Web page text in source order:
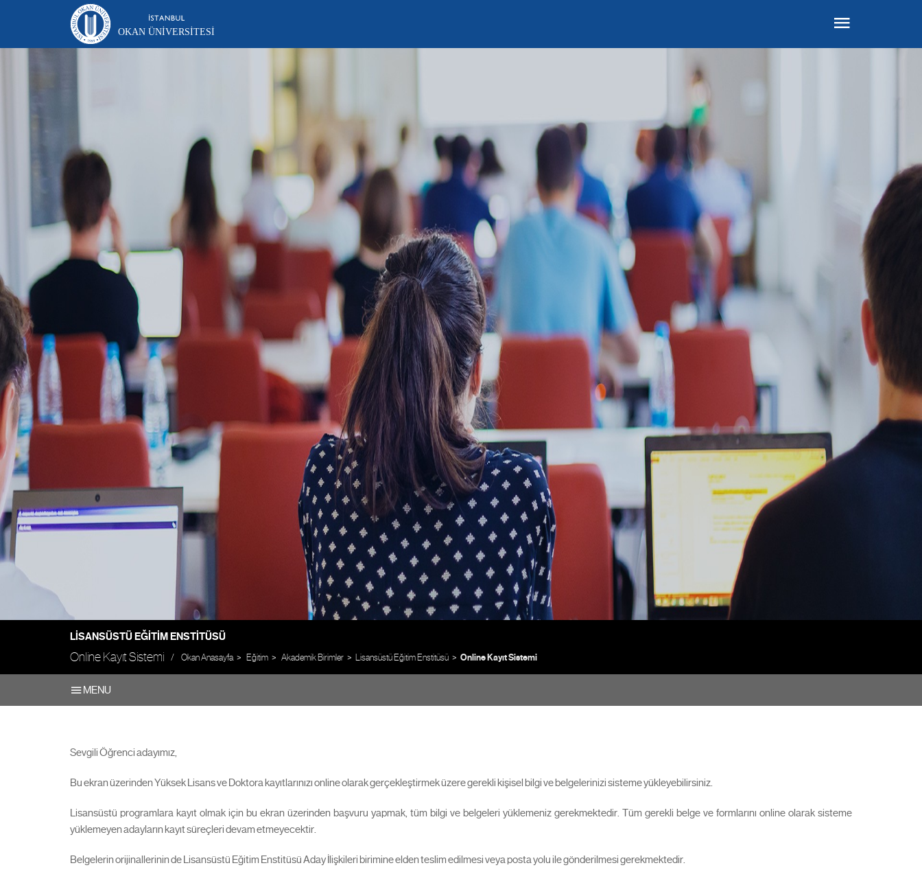
OKAN ÜNIVERSITESI
LISANSÜSTÜ EĞITIM ENSTITÜSÜ
Online Kayıt Sistemi Okan Anasayfa Eğitim Akademik Birimler Lisansüstü Eğitim Enstitüsü Online Kayıt Sistemi
MENU
Sevgili Öğrenci adayımız,
Bu ekran üzerinden Yüksek Lisans ve Doktora kayıtlarınızı online olarak gerçekleştirmek üzere gerekli kişisel bilgi ve belgelerinizi sisteme yükleyebilirsiniz.
Lisansüstü programlara kayıt olmak için bu ekran üzerinden başvuru yapmak, tüm bilgi ve belgeleri yüklemeniz gerekmektedir. Tüm gerekli belge ve formlarını online olarak sisteme
yüklemeyen adayların kayıt süreçleri devam etmeyecektir.
Belgelerin orijinallerinin de Lisansüstü Eğitim Enstitüsü Aday İlişkileri birimine elden teslim edilmesi veya posta yolu ile gönderilmesi gerekmektedir.